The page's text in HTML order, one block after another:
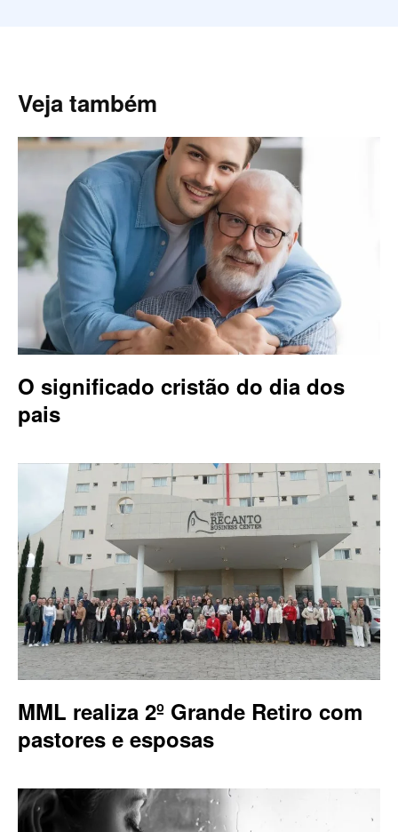
Veja também
O significado cristão do dia dos
pais
MML realiza 2º Grande Retiro com
pastores e esposas